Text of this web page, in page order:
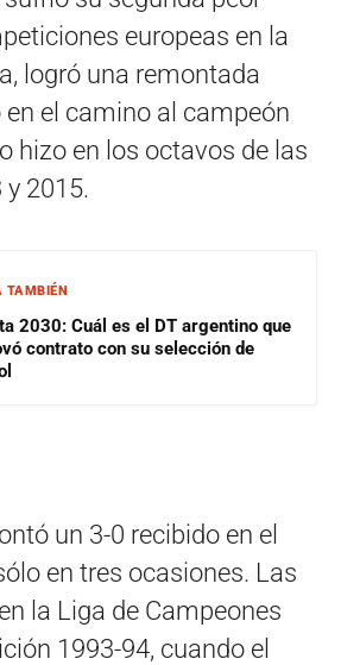
europeas en la
logró una remontada
en el camino al campeón
hizo en los octavos de las
y 2015.
TAMBIÉN
2030: Cuál es el DT argentino que
contrato con su selección de
un 3-0 recibido en el
en tres ocasiones. Las
la Liga de Campeones
1993-94, cuando el